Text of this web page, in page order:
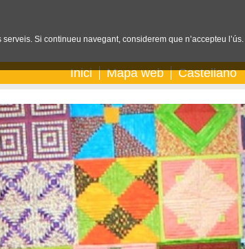
Inici Mapa web Castellano
Si continueu navegant, considerem que n’accepteu l’ús.